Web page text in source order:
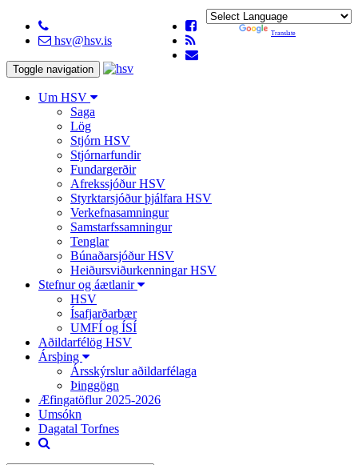
hsv@hsv.is
Translate
Toggle navigation
Um HSV
Saga
Lög
Stjórn HSV
Stjórnarfundir
Fundargerðir
Afrekssjóður HSV
Styrktarsjóður þjálfara HSV
Verkefnasamningur
Samstarfssamningur
Tenglar
Búnaðarsjóður HSV
Heiðursviðurkenningar HSV
Stefnur og áætlanir
HSV
Ísafjarðarbær
UMFÍ og ÍSÍ
Aðildarfélög HSV
Ársþing
Ársskýrslur aðildarfélaga
Þinggögn
Æfingatöflur 2025-2026
Umsókn
Dagatal Torfnes